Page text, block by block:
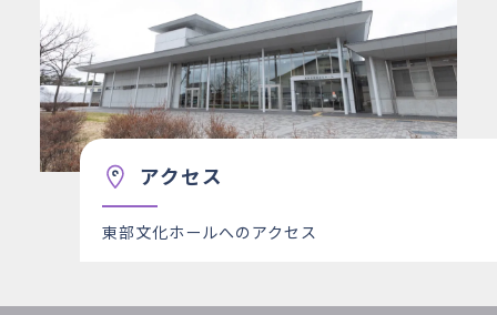
アクセス
東部文化ホールへのアクセス